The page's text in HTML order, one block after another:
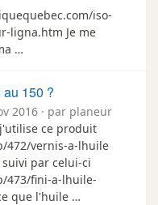
iso-
ligna.htm Je me
…
150 ?
2016 · par planeur
ce produit
472/vernis-a-lhuile
par celui-ci
473/fini-a-lhuile-
que l'huile …